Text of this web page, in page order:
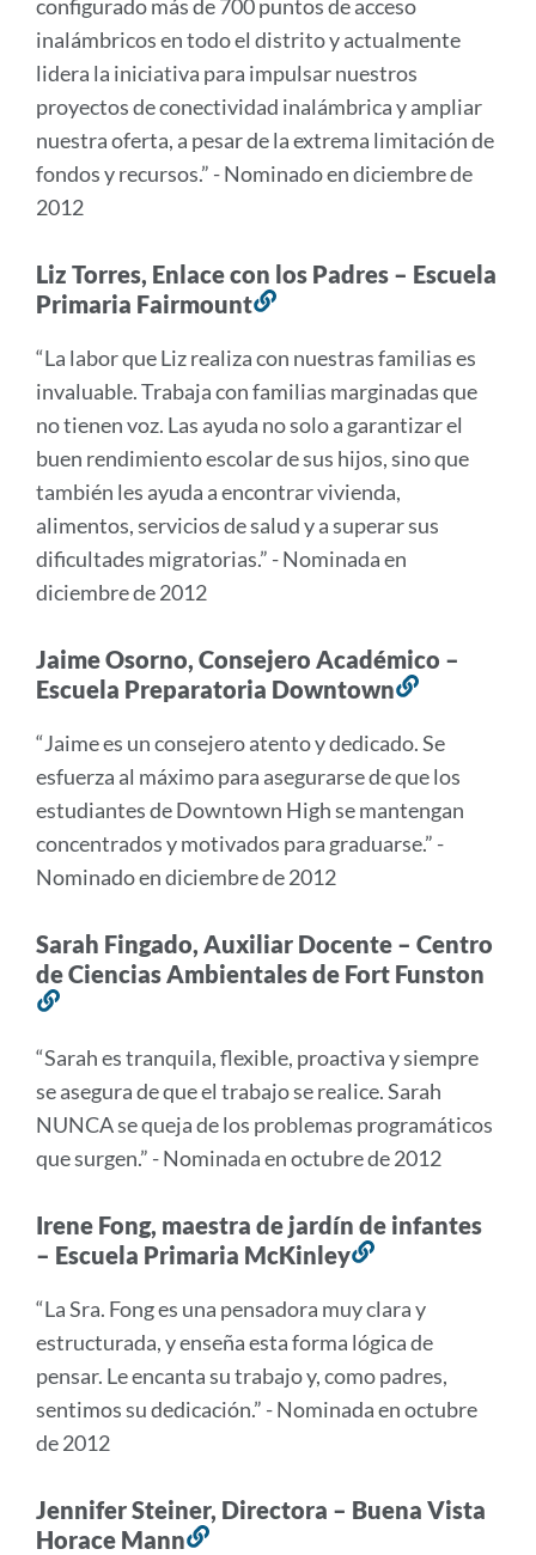
configurado más de 700 puntos de acceso
inalámbricos en todo el distrito y actualmente
lidera la iniciativa para impulsar nuestros
proyectos de conectividad inalámbrica y ampliar
nuestra oferta, a pesar de la extrema limitación de
fondos y recursos.” - Nominado en diciembre de
2012
Liz Torres, Enlace con los Padres – Escuela
Primaria Fairmount
esta
sección
“La labor que Liz realiza con nuestras familias es
invaluable. Trabaja con familias marginadas que
no tienen voz. Las ayuda no solo a garantizar el
buen rendimiento escolar de sus hijos, sino que
también les ayuda a encontrar vivienda,
alimentos, servicios de salud y a superar sus
dificultades migratorias.” - Nominada en
diciembre de 2012
Jaime Osorno, Consejero Académico –
Escuela Preparatoria Downtown
esta
sección
“Jaime es un consejero atento y dedicado. Se
esfuerza al máximo para asegurarse de que los
estudiantes de Downtown High se mantengan
concentrados y motivados para graduarse.” -
Nominado en diciembre de 2012
Sarah Fingado, Auxiliar Docente – Centro
de Ciencias Ambientales de Fort Funston
esta
sección
“Sarah es tranquila, flexible, proactiva y siempre
se asegura de que el trabajo se realice. Sarah
NUNCA se queja de los problemas programáticos
que surgen.” - Nominada en octubre de 2012
Irene Fong, maestra de jardín de infantes
– Escuela Primaria McKinley
esta
sección
“La Sra. Fong es una pensadora muy clara y
estructurada, y enseña esta forma lógica de
pensar. Le encanta su trabajo y, como padres,
sentimos su dedicación.” - Nominada en octubre
de 2012
Jennifer Steiner, Directora – Buena Vista
Horace Mann